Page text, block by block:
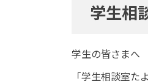
学生相
学生の皆さまへ
「学生相談室